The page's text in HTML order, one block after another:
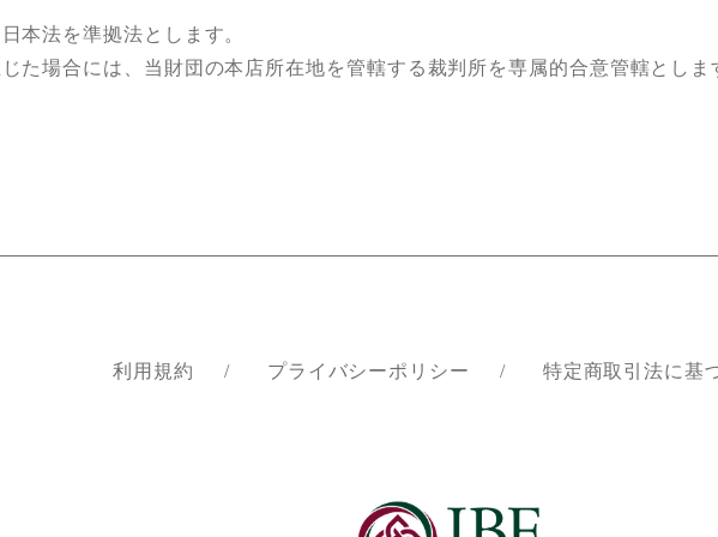
本法を準拠法とします。
た場合には、当財団の本店所在地を管轄する裁判所を専属的合意管轄としま
利用規約 プライバシーポリシー 特定商取引法に基